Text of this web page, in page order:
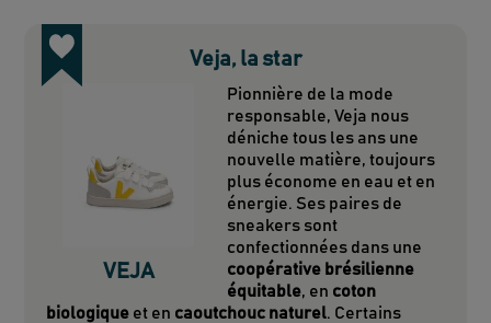
Veja, la star
VEJA
Pionnière de la mode
responsable, Veja nous
déniche tous les ans une
nouvelle matière, toujours
plus économe en eau et en
énergie. Ses paires de
sneakers sont
confectionnées dans une
coopérative brésilienne
équitable, en coton
biologique et en caoutchouc naturel. Certains